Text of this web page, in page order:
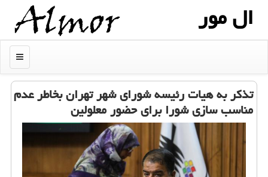
ال مور
منو
تذكر به هیات رئیسه شورای شهر تهران بخاطر عدم
مناسب سازی شورا برای حضور معلولین